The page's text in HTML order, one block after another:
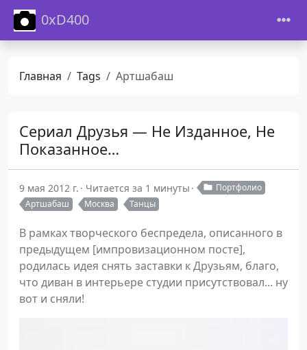
0xD400
Главная Tags Артшабаш
Сериал Друзья — Не Изданное, Не
Показанное…
9 мая 2012 г. Читается за 1 минуты
Портфолио
Артшабаш
Москва Танцы
В рамках творческого беспредела, описанного в
предыдущем [импровизационном посте],
родилась идея снять заставки к Друзьям, благо,
что диван в интерьере студии присутствовал... ну
вот и сняли!